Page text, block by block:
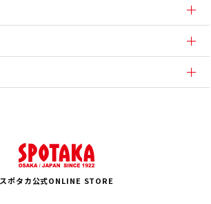
スポタカ公式ONLINE STORE